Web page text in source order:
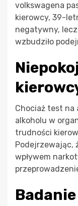
volkswagena
kierowcy, 39-
negatywny,
wzbudziło
Chociaż test na
alkoholu w
trudności
Podejrzewając,
wpływem